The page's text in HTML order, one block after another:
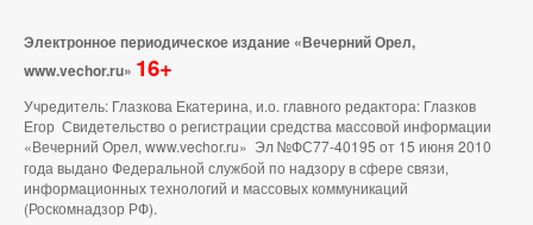
Электронное периодическое издание «Вечерний Орел,
www.vechor.ru» 16+
Учредитель: Глазкова Екатерина, и.о. главного редактора: Глазков
Егор Свидетельство о регистрации средства массовой информации
«Вечерний Орел, www.vechor.ru» Эл №ФС77-40195 от 15 июня 2010
года выдано Федеральной службой по надзору в сфере связи,
информационных технологий и массовых коммуникаций
(Роскомнадзор РФ).